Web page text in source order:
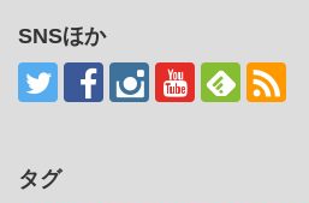
SNSほか
タグ